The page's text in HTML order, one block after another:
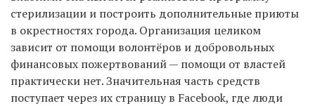
стерилизации и построить дополнительные приюты
в окрестностях города. Организация целиком
зависит от помощи волонтёров и добровольных
финансовых пожертвований — помощи от властей
практически нет. Значительная часть средств
поступает через их страницу в Facebook, где люди